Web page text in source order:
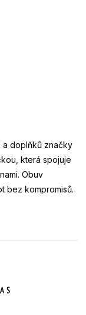
a doplňků značky
která spojuje
Obuv
bez kompromisů.